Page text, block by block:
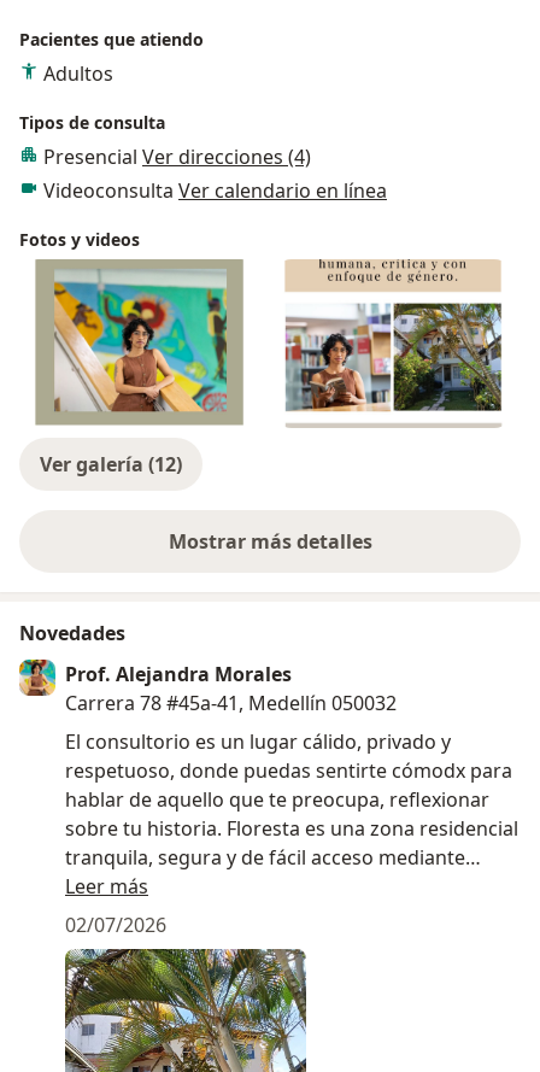
Pacientes que atiendo
Adultos
Tipos de consulta
Presencial Ver direcciones (4)
Videoconsulta Ver calendario en línea
Fotos y videos
Ver galería (12)
Mostrar más detalles
sobre la experiencia
Novedades
Prof. Alejandra Morales
Carrera 78 #45a-41, Medellín 050032
El consultorio es un lugar cálido, privado y
respetuoso, donde puedas sentirte cómodx para
hablar de aquello que te preocupa, reflexionar
sobre tu historia. Floresta es una zona residencial
tranquila, segura y de fácil acceso mediante
transporte público.
Dirección: Carrera 78 #45A-41
Medellín
Leer más
02/07/2026